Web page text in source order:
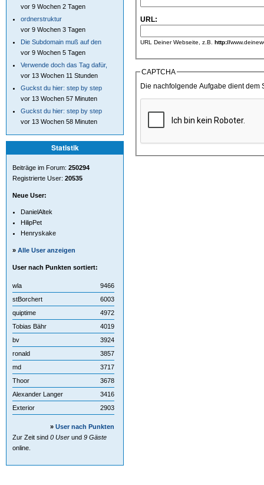
URL:
URL Deiner Webseite, z.B. http://
CAPTCHA
Die nachfolgende Aufgabe dient dem
vor 9 Wochen 2 Tagen
ordnerstruktur
vor 9 Wochen 3 Tagen
Die Subdomain muß auf den
vor 9 Wochen 5 Tagen
Verwende doch das Tag dafür,
vor 13 Wochen 11 Stunden
Guckst du hier: step by step
vor 13 Wochen 57 Minuten
Guckst du hier: step by step
vor 13 Wochen 58 Minuten
Statistik
Beiträge im Forum: 250294
Registrierte User: 20535
Neue User:
DanielAltek
HilipPet
Henryskake
» Alle User anzeigen
User nach Punkten sortiert:
wla
9466
stBorchert
6003
quiptime
4972
Tobias Bähr
4019
bv
3924
ronald
3857
md
3717
Thoor
3678
Alexander Langer
3416
Exterior
2903
» User nach Punkten
Zur Zeit sind 0 User und 9 Gäste
online.